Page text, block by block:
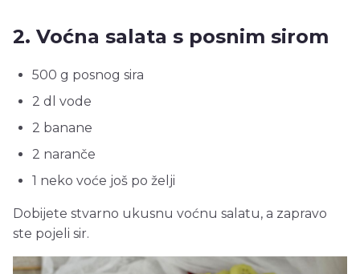
2. Voćna salata s posnim sirom
500 g posnog sira
2 dl vode
2 banane
2 naranče
1 neko voće još po želji
Dobijete stvarno ukusnu voćnu salatu, a zapravo
ste pojeli sir.